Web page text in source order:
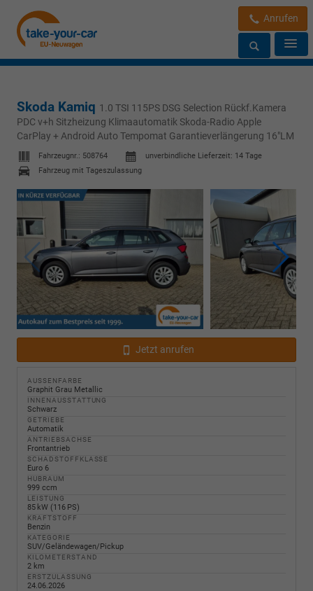
Anrufen
Skoda Kamiq 1.0 TSI 115PS DSG Selection Rückf.Kamera
PDC v+h Sitzheizung Klimaautomatik Skoda-Radio Apple
CarPlay + Android Auto Tempomat Garantieverlängerung 16"LM
Fahrzeugnr.: 508764 unverbindliche Lieferzeit: 14 Tage
Fahrzeug mit Tageszulassung
Jetzt anrufen
AUSSENFARBE
Graphit Grau Metallic
INNENAUSSTATTUNG
Schwarz
GETRIEBE
Automatik
ANTRIEBSACHSE
Frontantrieb
SCHADSTOFFKLASSE
Euro 6
HUBRAUM
999 ccm
LEISTUNG
85 kW (116 PS)
KRAFTSTOFF
Benzin
KATEGORIE
SUV/Geländewagen/Pickup
KILOMETERSTAND
2 km
ERSTZULASSUNG
24.06.2026